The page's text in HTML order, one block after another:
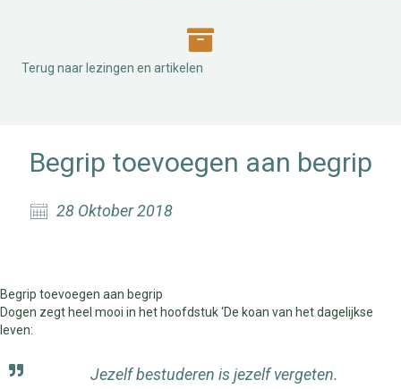
Terug naar lezingen en artikelen
Terug naar lezingen en artikelen
Begrip toevoegen aan begrip
28 Oktober 2018
Begrip toevoegen aan begrip
Dogen zegt heel mooi in het hoofdstuk ‘De koan van het dagelijkse
leven:
Jezelf bestuderen is jezelf vergeten.